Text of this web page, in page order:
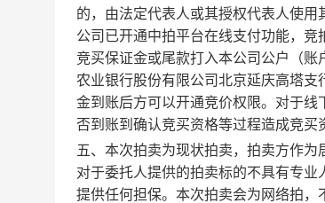
的，由法定代表人或其授权代表人使
公司已开通中拍平台在线支付功能，
竞买保证金或尾款打入本公司公户（
农业银行股份有限公司北京延庆高塔
金到账后方可以开通竞价权限。对于
否到账到确认竞买资格等过程造成竞买
五、本次拍卖为现状拍卖，拍卖方作为
对于委托人提供的拍卖标的不具有专
提供任何担保。本次拍卖会为网络拍